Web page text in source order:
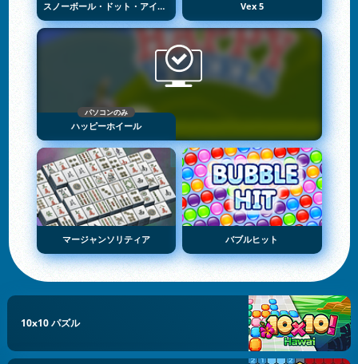
スノーボール・ドット・アイオー Vex 5
パソコンのみ
ハッピーホイール
マージャンソリティア バブルヒット
10x10 パズル